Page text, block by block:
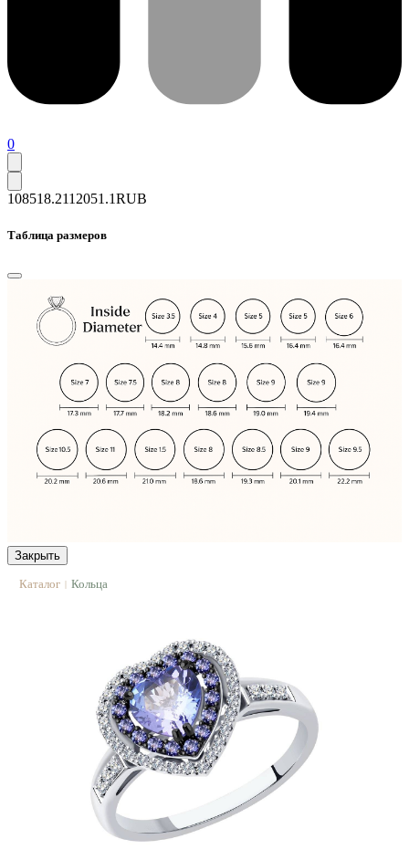
0
108518.2112051.1RUB
Таблица размеров
Закрыть
Каталог | Кольца